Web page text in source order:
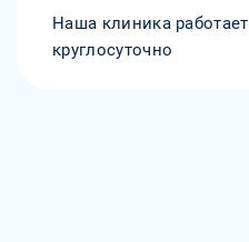
Наша клиника работает
круглосуточно